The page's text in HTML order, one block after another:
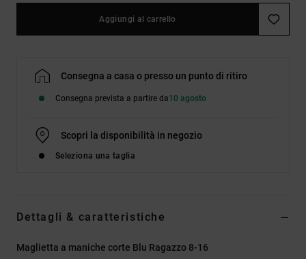
Aggiungi al carrello
Consegna a casa o presso un punto di ritiro
Consegna prevista a partire da10 agosto
Scopri la disponibilità in negozio
Seleziona una taglia
Dettagli & caratteristiche
Maglietta a maniche corte Blu Ragazzo 8-16